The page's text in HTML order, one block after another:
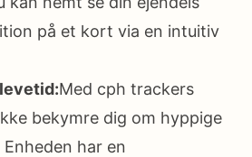
på et kort via en intuitiv
Med cph trackers
bekymre dig om hyppige
har en